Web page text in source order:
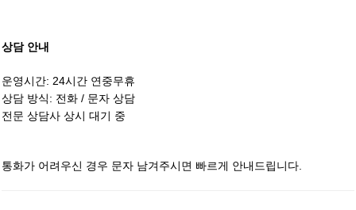
상담 안내
운영시간: 24시간 연중무휴
상담 방식: 전화 / 문자 상담
전문 상담사 상시 대기 중
통화가 어려우신 경우 문자 남겨주시면 빠르게 안내드립니다.